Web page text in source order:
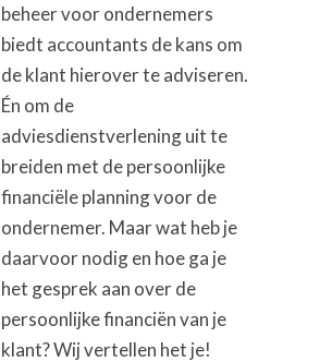
beheer voor ondernemers
biedt accountants de kans om
de klant hierover te adviseren.
Én om de
adviesdienstverlening uit te
breiden met de persoonlijke
financiële planning voor de
ondernemer. Maar wat heb je
daarvoor nodig en hoe ga je
het gesprek aan over de
persoonlijke financiën van je
klant? Wij vertellen het je!